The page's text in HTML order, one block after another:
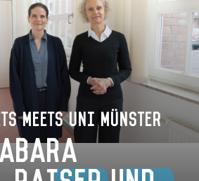
meets Uni Münster